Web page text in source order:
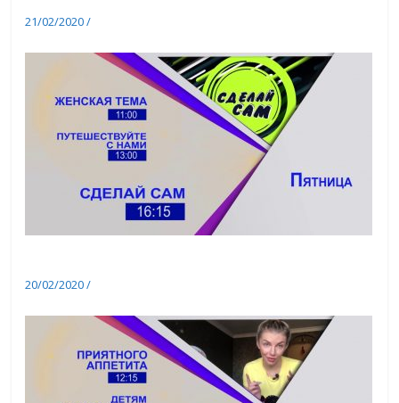
21/02/2020/
20/02/2020/